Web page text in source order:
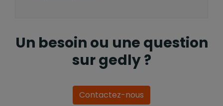
Un besoin ou une question
sur gedly ?
Contactez-nous